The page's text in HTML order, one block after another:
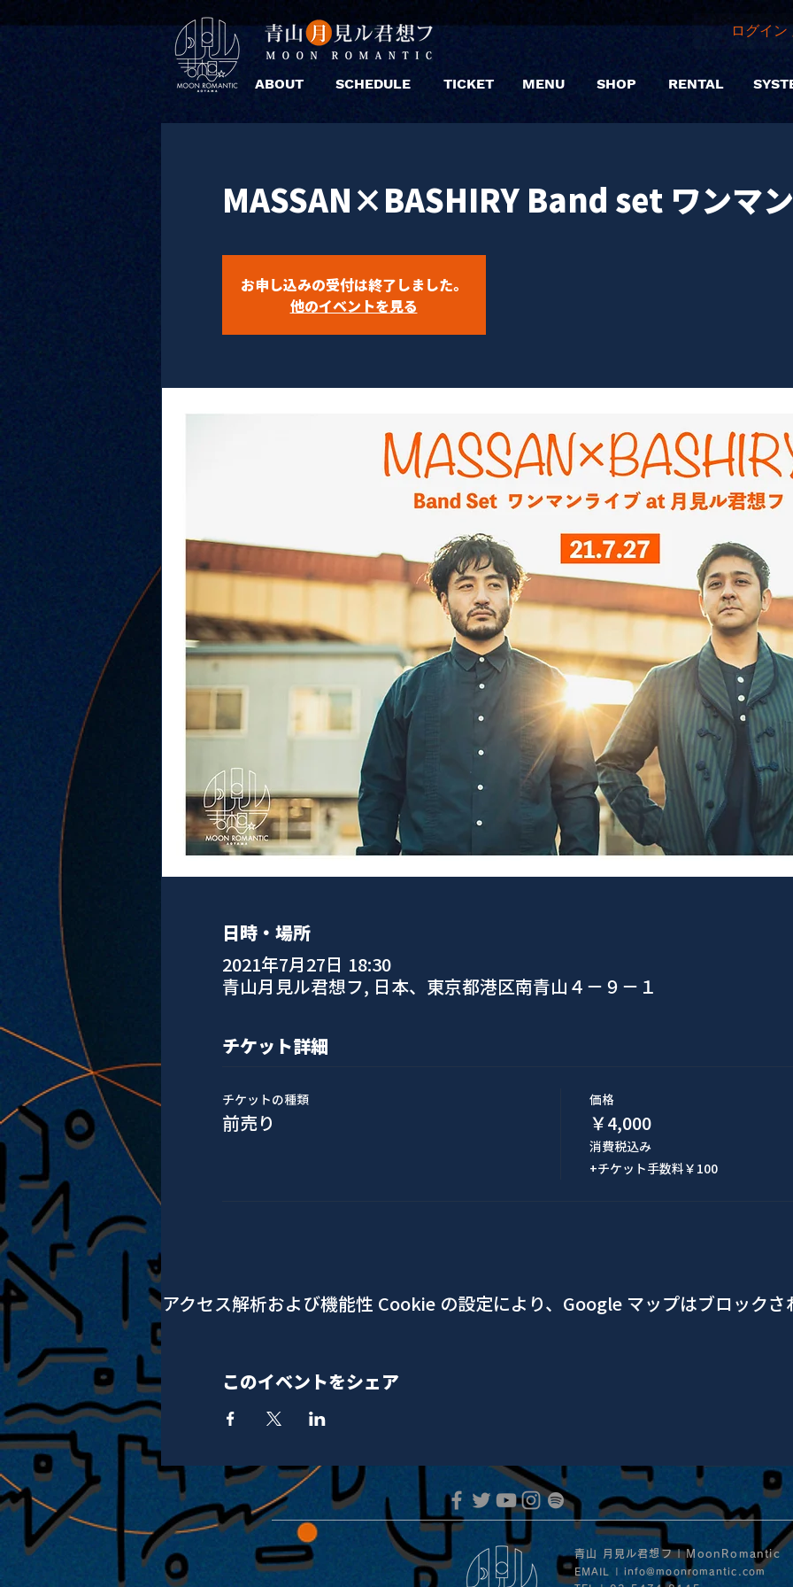
ABOUT SCHEDULE TICKET MENU SHOP
ログイ
RENTAL
MASSAN×BASHIRY Band set ワンマ
お申し込みの受付は終了しました。
他のイベントを見る
日時・場所
2021年7月27日 18:30
青山月見ル君想フ, 日本、東京都港区南青山４−９−１
チケット詳細
チケットの種類
前売り
価格
￥4,000
消費税込み
+チケット手数料￥100
アクセス解析および機能性 Cookie の設定により、Google マップはブロックさ
このイベントをシェア
青山 月見ル君想フ | MoonRomantic
EMAIL |
info@moonromantic.com